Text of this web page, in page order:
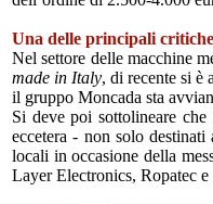
Una delle principali
Nel settore delle macchine
made in Italy, di recente si è
il gruppo Moncada sta
Si deve poi sottolineare
eccetera - non solo
locali in occasione della
Layer Electronics, Ropatec